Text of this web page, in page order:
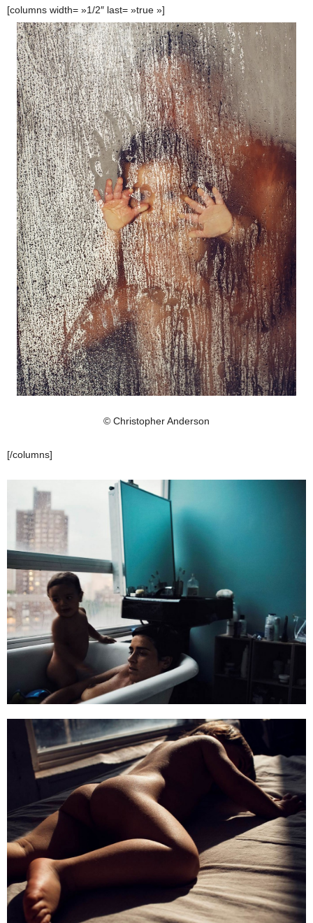
[columns width= »1/2″ last= »true »]
© Christopher Anderson
[/columns]